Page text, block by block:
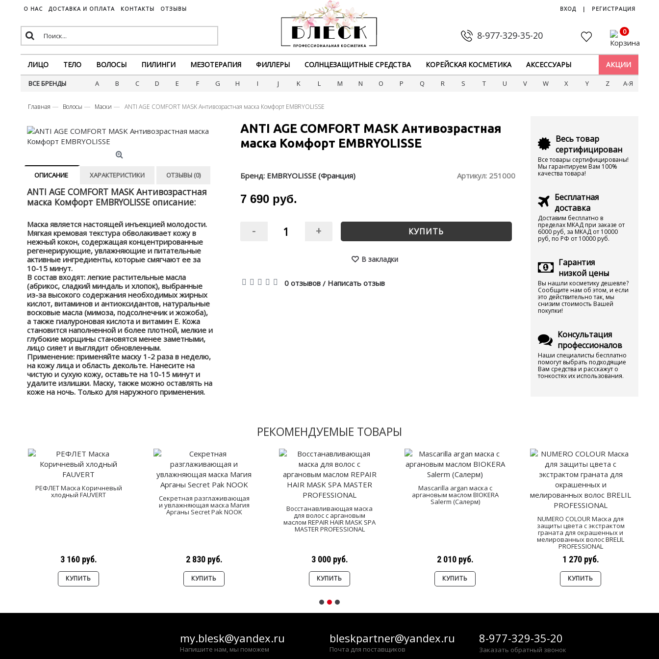
О НАС ДОСТАВКА И ОПЛАТА КОНТАКТЫ ОТЗЫВЫ ВХОД | РЕГИСТРАЦИЯ
8-977-329-35-20 0
ЛИЦО ТЕЛО ВОЛОСЫ ПИЛИНГИ МЕЗОТЕРАПИЯ ФИЛЛЕРЫ СОЛНЦЕЗАЩИТНЫЕ СРЕДСТВА КОРЕЙСКАЯ КОСМЕТИКА АКСЕССУАРЫ АКЦИИ
ВСЕ БРЕНДЫ A B C D E F G H I J K L M N O P Q R S T U V W X Y Z А-Я
Главная Волосы Маски ANTI AGE COMFORT MASK Антивозрастная маска Комфорт EMBRYOLISSE
Весь товар
сертифицирован
Все товары сертифицированы!
Мы гарантируем Вам 100%
качества товара!
Бесплатная
доставка
Доставим бесплатно в
пределах МКАД при заказе от
6000 руб, за МКАД от 10000
руб, по РФ от 10000 руб.
Гарантия
низкой цены
Вы нашли косметику дешевле?
Сообщите нам об этом, и если
это действительно так, мы
снизим стоимость Вашей
покупки!
Консультация
профессионалов
Наши специалисты бесплатно
помогут выбрать подходящие
Вам средства и расскажут о
тонкостях их использования.
ОПИСАНИЕ ХАРАКТЕРИСТИКИ ОТЗЫВЫ (0)
ANTI AGE COMFORT MASK Антивозрастная
маска Комфорт EMBRYOLISSE описание:
Маска является настоящей инъекцией молодости.
Мягкая кремовая текстура обволакивает кожу в
нежный кокон, содержащая концентрированные
регенерирующие, увлажняющие и питательные
активные ингредиенты, которые смягчают ее за
10-15 минут.
В состав входят: легкие растительные масла
(абрикос, сладкий миндаль и хлопок), выбранные
из-за высокого содержания необходимых жирных
кислот, витаминов и антиоксидантов, натуральные
восковые масла (мимоза, подсолнечник и жожоба),
а также гиалуроновая кислота и витамин Е. Кожа
становится наполненной и более плотной, мелкие и
глубокие морщины становятся менее заметными,
лицо сияет и выглядит обновленным.
Применение: применяйте маску 1-2 раза в неделю,
на кожу лица и область декольте. Нанесите на
чистую и сухую кожу, оставьте на 10-15 минут и
удалите излишки. Маску, также можно оставлять на
коже на ночь. Только для наружного применения.
ANTI AGE COMFORT MASK Антивозрастная
маска Комфорт EMBRYOLISSE
Бренд: EMBRYOLISSE (Франция) Артикул: 251000
7 690 руб.
- + КУПИТЬ
В закладки
0 отзывов/ Написать отзыв
РЕКОМЕНДУЕМЫЕ ТОВАРЫ
РЕФЛЕТ Маска Коричневый
хлодный FAUVERT
3 160 руб.
КУПИТЬ
Секретная разглаживающая
и увлажняющая маска Магия
Арганы Secret Pak NOOK
2 830 руб.
КУПИТЬ
Восстанавливающая маска
для волос с аргановым
маслом REPAIR HAIR MASK SPA
MASTER PROFESSIONAL
3 000 руб.
КУПИТЬ
Mascarilla argan маска с
аргановым маслом BIOKERA
Salerm (Cалерм)
2 010 руб.
КУПИТЬ
NUMERO COLOUR Маска для
защиты цвета с экстрактом
граната для окрашенных и
мелированных волос BRELIL
PROFESSIONAL
1 270 руб.
КУПИТЬ
my.blesk@yandex.ru
Напишите нам, мы поможем
bleskpartner@yandex.ru
Почта для поставщиков
8-977-329-35-20
Заказать обратный звонок